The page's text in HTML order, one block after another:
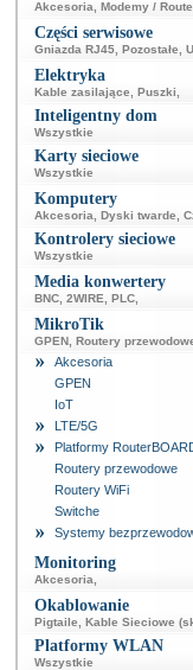
Akcesoria Modemy /
Części serwisowe
Gniazda RJ45 Pozostałe
Elektryka
Kable zasilające Puszki
Inteligentny dom
Wszystkie
Karty sieciowe
Wszystkie
Komputery
Akcesoria Dyski twarde
Kontrolery sieciowe
Wszystkie
Media konwertery
BNC 2WIRE PLC
MikroTik
GPEN Routery
Akcesoria
GPEN
IoT
LTE/5G
Platformy
Routery przewodowe
Routery WiFi
Switche
Systemy
Monitoring
Akcesoria
Okablowanie
Pigtaile Kable Sieciowe
Platformy WLAN
Wszystkie